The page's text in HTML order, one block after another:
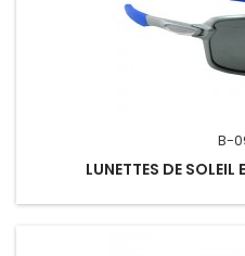
B-
LUNETTES DE